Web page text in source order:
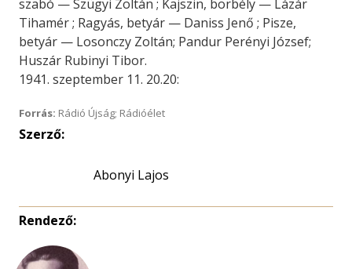
szabó — Szügyi Zoltán ; Kajszin, borbély — Lázár
Tihamér ; Ragyás, betyár — Daniss Jenő ; Pisze,
betyár — Losonczy Zoltán; Pandur Perényi József;
Huszár Rubinyi Tibor.
1941. szeptember 11. 20.20:
Forrás: Rádió Újság; Rádióélet
Szerző:
Abonyi Lajos
Rendező: